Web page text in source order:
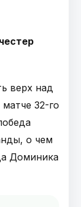
верх над
32-го
о чем
Доминика